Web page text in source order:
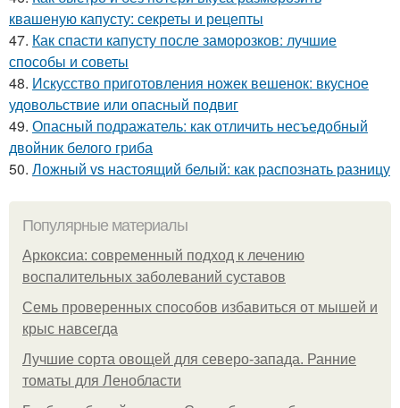
квашеную капусту: секреты и рецепты
47. Как спасти капусту после заморозков: лучшие
способы и советы
48. Искусство приготовления ножек вешенок: вкусное
удовольствие или опасный подвиг
49. Опасный подражатель: как отличить несъедобный
двойник белого гриба
50. Ложный vs настоящий белый: как распознать разницу
Популярные материалы
Аркоксиа: современный подход к лечению
воспалительных заболеваний суставов
Семь проверенных способов избавиться от мышей и
крыс навсегда
Лучшие сорта овощей для северо-запада. Ранние
томаты для Ленобласти